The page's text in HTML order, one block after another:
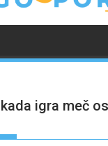
igra meč